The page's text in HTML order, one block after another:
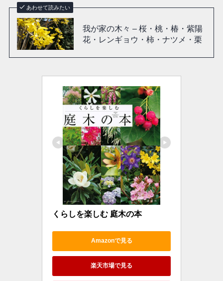
あわせて読みたい
我が家の木々 – 桜・桃・椿・紫陽
花・レンギョウ・柿・ナツメ・栗
くらしを楽しむ 庭木の本
Amazonで見る
楽天市場で見る